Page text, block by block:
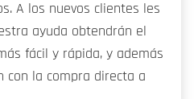
A los nuevos clientes les
ayuda obtendrán el
fácil y rápida, y además
con la compra directa a